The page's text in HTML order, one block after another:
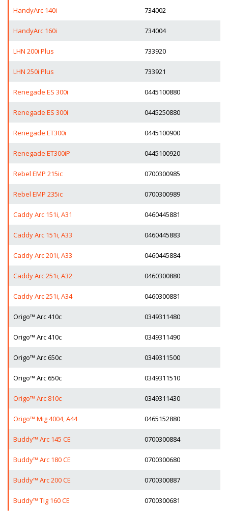
HandyArc 140i 734002
HandyArc 160i 734004
LHN 200i Plus 733920
LHN 250i Plus 733921
Renegade ES 300i 0445100880
Renegade ES 300i 0445250880
Renegade ET300i 0445100900
Renegade ET300iP 0445100920
Rebel EMP 215ic 0700300985
Rebel EMP 235ic 0700300989
Caddy Arc 151i, A31 0460445881
Caddy Arc 151i, A33 0460445883
Caddy Arc 201i, A33 0460445884
Caddy Arc 251i, A32 0460300880
Caddy Arc 251i, A34 0460300881
Origo™ Arc 410c 0349311480
Origo™ Arc 410c 0349311490
Origo™ Arc 650c 0349311500
Origo™ Arc 650c 0349311510
Origo™ Arc 810c 0349311430
Origo™ Mig 4004, A44 0465152880
Buddy™ Arc 145 CE 0700300884
Buddy™ Arc 180 CE 0700300680
Buddy™ Arc 200 CE 0700300887
Buddy™ Tig 160 CE 0700300681